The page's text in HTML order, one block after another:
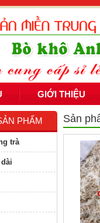
GIỚI THIỆU
PHẨM
trà
Sản